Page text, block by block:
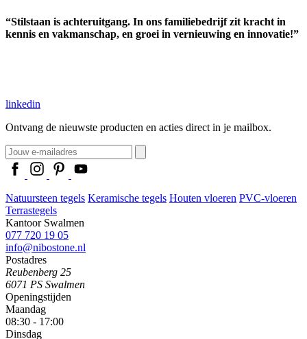
“Stilstaan is achteruitgang. In ons familiebedrijf zit kracht in
kennis en vakmanschap, en groei in vernieuwing en innovatie!”
linkedin
Ontvang de nieuwste producten en acties direct in je mailbox.
Natuursteen tegels Keramische tegels Houten vloeren PVC-vloeren
Terrastegels
Kantoor Swalmen
077 720 19 05
info@nibostone.nl
Postadres
Reubenberg 25
6071 PS Swalmen
Openingstijden
Maandag
08:30 - 17:00
Dinsdag